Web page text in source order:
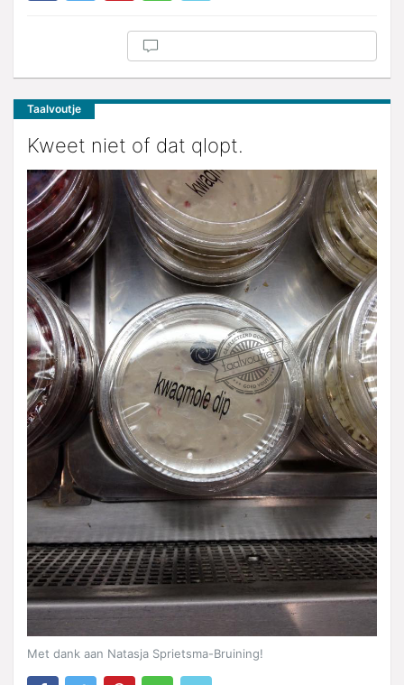
Taalvoutje
Kweet niet of dat qlopt.
Met dank aan Natasja Sprietsma-Bruining!